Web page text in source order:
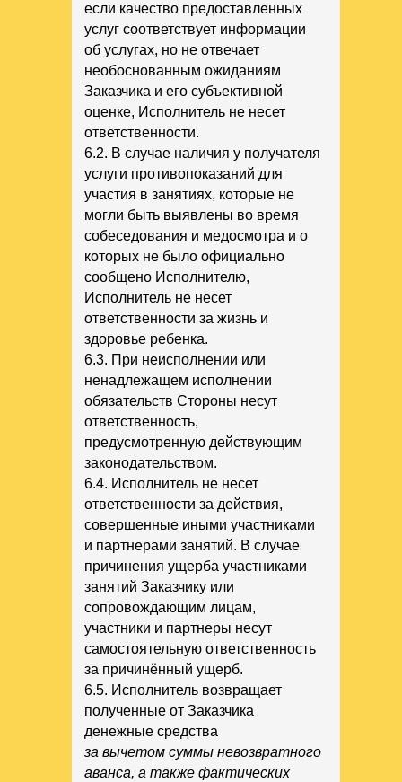
если качество предоставленных
услуг соответствует информации
об услугах, но не отвечает
необоснованным ожиданиям
Заказчика и его субъективной
оценке, Исполнитель не несет
ответственности.
6.2. В случае наличия у получателя
услуги противопоказаний для
участия в занятиях, которые не
могли быть выявлены во время
собеседования и медосмотра и о
которых не было официально
сообщено Исполнителю,
Исполнитель не несет
ответственности за жизнь и
здоровье ребенка.
6.3. При неисполнении или
ненадлежащем исполнении
обязательств Стороны несут
ответственность,
предусмотренную действующим
законодательством.
6.4. Исполнитель не несет
ответственности за действия,
совершенные иными участниками
и партнерами занятий. В случае
причинения ущерба участниками
занятий Заказчику или
сопровождающим лицам,
участники и партнеры несут
самостоятельную ответственность
за причинённый ущерб.
6.5. Исполнитель возвращает
полученные от Заказчика
денежные средства
за вычетом суммы невозвратного
аванса, а также фактических